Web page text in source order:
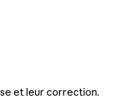
et leur correction.